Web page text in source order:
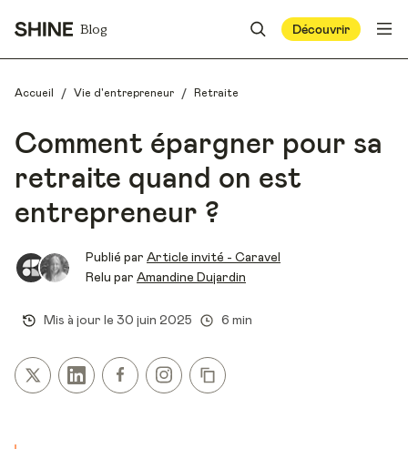
Blog Découvrir
Accueil / Vie d'entrepreneur / Retraite
Comment épargner pour sa
retraite quand on est
entrepreneur ?
Publié par Article invité - Caravel
Relu par Amandine Dujardin
Mis à jour le 30 juin 2025 6 min